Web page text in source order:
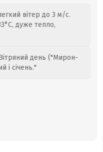
вітер до 3 м/с.
дуже тепло,
день ("Мирон-
і січень."